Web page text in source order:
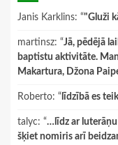
Janis Karklins: “"Gluži
martinsz: “Jā, pēdējā
baptistu aktivitāte.
Makartura, Džona
Roberto: “ līdzībā es
talyc: “…līdz ar luterāņu
šķiet nomiris arī